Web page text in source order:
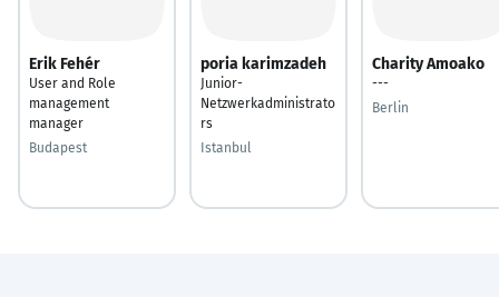
Erik Fehér
User and Role
management
manager
Budapest
poria karimzadeh
Junior-
Netzwerkadministrato
rs
Istanbul
Charity Amoako
---
Berlin